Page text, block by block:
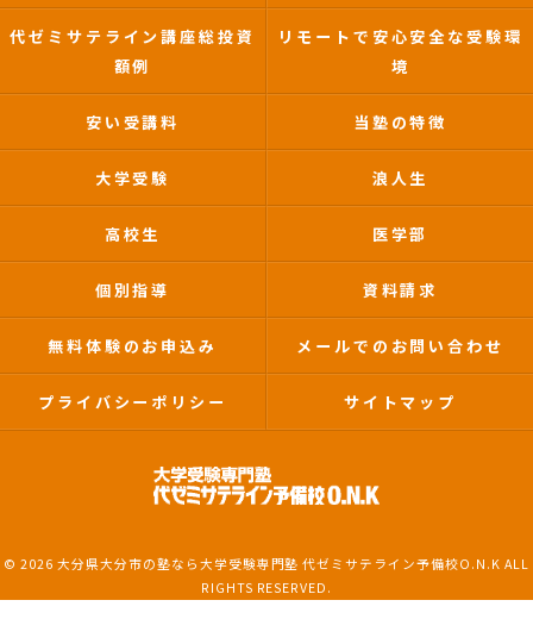
代ゼミサテライン講座総投資
額例
リモートで安心安全な受験環
境
安い受講料 当塾の特徴
大学受験 浪人生
高校生 医学部
個別指導 資料請求
無料体験のお申込み メールでのお問い合わせ
プライバシーポリシー サイトマップ
© 2026 大分県大分市の塾なら大学受験専門塾 代ゼミサテライン予備校O.N.K ALL
RIGHTS RESERVED.